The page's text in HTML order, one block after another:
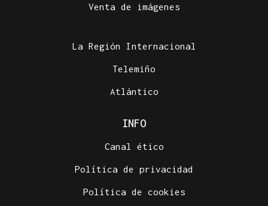
Venta de imágenes
La Región Internacional
Telemiño
Atlántico
INFO
Canal ético
Política de privacidad
Política de cookies